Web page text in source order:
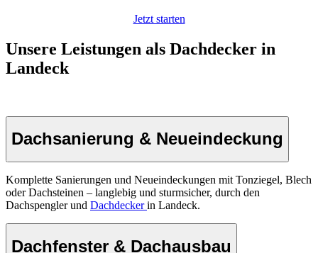
Jetzt starten
Unsere Leistungen als Dachdecker in
Landeck
Dachsanierung & Neueindeckung
Komplette Sanierungen und Neueindeckungen mit Tonziegel, Blech
oder Dachsteinen – langlebig und sturmsicher, durch den
Dachspengler und Dachdeckerin Landeck.
Dachfenster & Dachausbau